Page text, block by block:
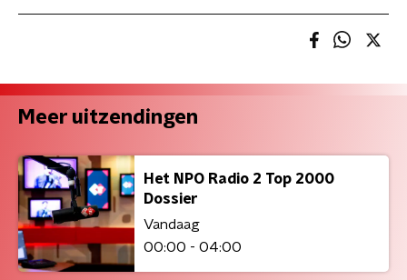
Meer uitzendingen
Het NPO Radio 2 Top 2000
Dossier
Vandaag
00:00 - 04:00